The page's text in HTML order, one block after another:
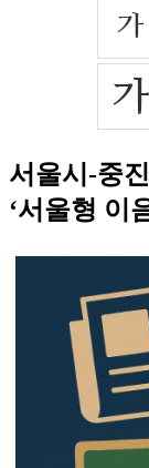
서울시-중
‘서울형 이